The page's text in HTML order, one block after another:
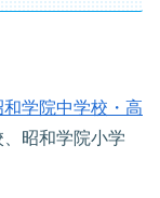
和学院中学校・高
、昭和学院小学